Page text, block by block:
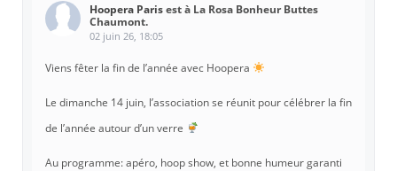
Hoopera Parisest à La Rosa Bonheur Buttes
Chaumont.
02 juin 26, 18:05
Viens fêter la fin de l’année avec Hoopera
Le dimanche 14 juin, l’association se réunit pour célébrer la fin
de l’année autour d’un verre
Au programme: apéro, hoop show, et bonne humeur garanti